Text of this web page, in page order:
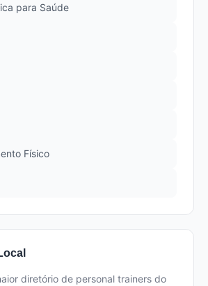
para Saúde
Físico
diretório de personal trainers do